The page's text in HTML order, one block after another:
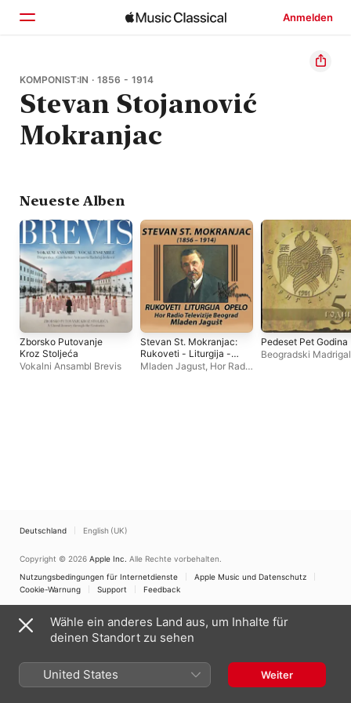
Anmelden
Startseite
Entdecken
Suchen
KOMPONIST:IN · 1856 - 1914
Stevan Stojanović
Mokranjac
Neueste Alben
Zborsko Putovanje
Kroz Stoljeća
Vokalni Ansambl Brevis
Stevan St. Mokranjac:
Rukoveti - Liturgija -
Opelo
Mladen Jagust, Hor Radio
Pedeset Pet Godina
Beogradski
Deutschland English (UK)
Copyright © 2026 Apple Inc. Alle Rechte vorbehalten.
Nutzungsbedingungen für Internetdienste
Apple Music und Datenschutz
Cookie-Warnung
Support Feedback
Wähle ein anderes Land aus, um Inhalte für
deinen Standort zu sehen
United States Weiter